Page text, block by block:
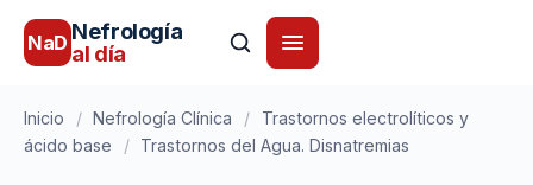
NaD Nefrología
al día
Inicio / Nefrología Clínica /
Trastornos electrolíticos y
ácido base
/ Trastornos del Agua. Disnatremias